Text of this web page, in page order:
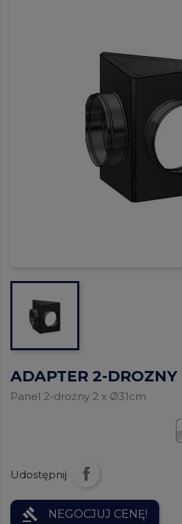
ADAPTER 2-
Panel 2-drożny 2 x Ø31cm
Udostępnij
gavel NEGOCJUJ CENĘ!